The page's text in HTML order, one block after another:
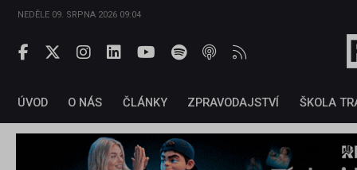
NEDĚLE 09. SRPNA 2026 09:04
ÚVOD O NÁS ČLÁNKY ZPRAVODAJSTVÍ ŠKOLA